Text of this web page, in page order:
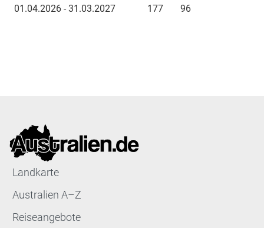
01.04.2026 - 31.03.2027 177 96
Landkarte
Australien A–Z
Reiseangebote